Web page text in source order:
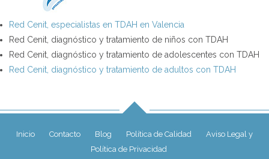
Red Cenit, especialistas en TDAH en Valencia
Red Cenit, diagnóstico y tratamiento de niños con TDAH
Red Cenit, diagnóstico y tratamiento de adolescentes con TDAH
Red Cenit, diagnóstico y tratamiento de adultos con TDAH
Inicio Contacto Blog Política de Calidad
Aviso Legal y
Política de Privacidad